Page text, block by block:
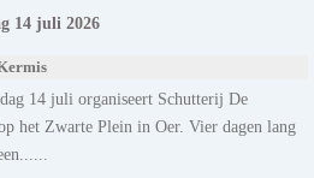
14 juli 2026
14 juli organiseert Schutterij De
het Zwarte Plein in Oer. Vier dagen lang